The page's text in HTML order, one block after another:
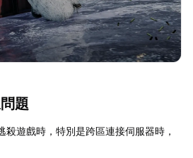
題
遊戲時，特別是跨區連接伺服器時，